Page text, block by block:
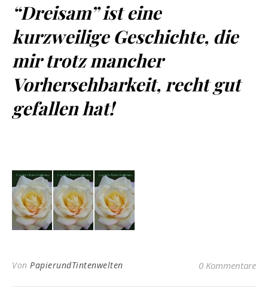
“Dreisam” ist eine
kurzweilige Geschichte, die
mir trotz mancher
Vorhersehbarkeit, recht gut
gefallen hat!
Von PapierundTintenwelten 0 Kommentare